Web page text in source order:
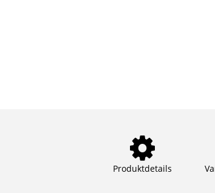
Produktdetails